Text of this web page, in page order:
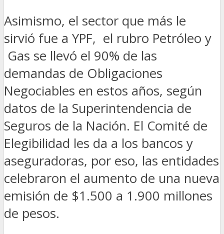
Asimismo, el sector que más le
sirvió fue a YPF, el rubro Petróleo y
Gas se llevó el 90% de las
demandas de Obligaciones
Negociables en estos años, según
datos de la Superintendencia de
Seguros de la Nación. El Comité de
Elegibilidad les da a los bancos y
aseguradoras, por eso, las entidades
celebraron el aumento de una nueva
emisión de $1.500 a 1.900 millones
de pesos.